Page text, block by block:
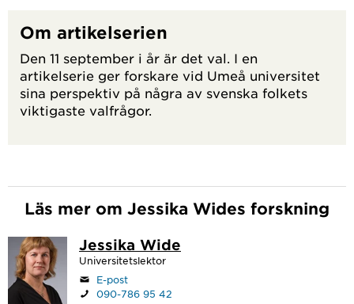
Om artikelserien
Den 11 september i år är det val. I en
artikelserie ger forskare vid Umeå universitet
sina perspektiv på några av svenska folkets
viktigaste valfrågor.
Läs mer om Jessika Wides forskning
Jessika Wide
Universitetslektor
E-post
090-786 95 42